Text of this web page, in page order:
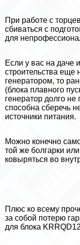
При работе с
сбиваться с
для
Если у вас на даче
строительства еще
генератором, то
(блока плавного
генератор долго не
способна сберечь
источники питания.
Можно конечно
той же болгарки
ковыряться во
Плюс ко всему
за собой потерю
для блока